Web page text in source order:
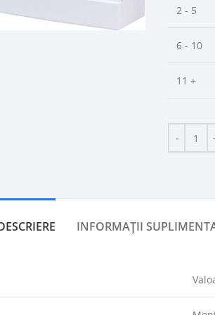
2 - 5
6 - 10
11 +
INFORMAȚII